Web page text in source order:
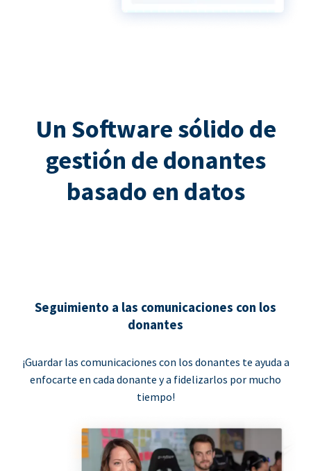
Un Software sólido de
gestión de donantes
basado en datos
Seguimiento a las comunicaciones con los
donantes
¡Guardar las comunicaciones con los donantes te ayuda a
enfocarte en cada donante y a fidelizarlos por mucho
tiempo!